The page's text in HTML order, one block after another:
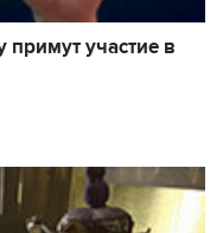
участие в